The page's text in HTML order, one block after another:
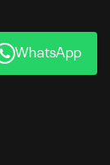
WhatsApp